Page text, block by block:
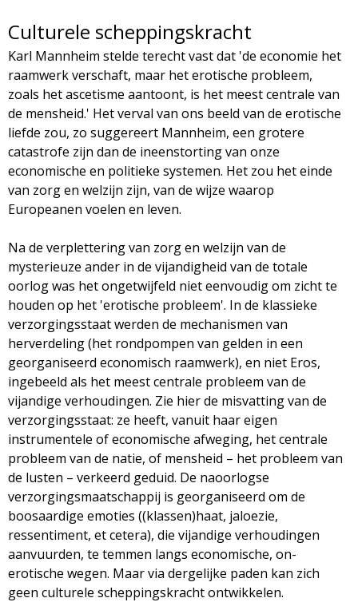
Culturele scheppingskracht
Karl Mannheim stelde terecht vast dat 'de economie het
raamwerk verschaft, maar het erotische probleem,
zoals het ascetisme aantoont, is het meest centrale van
de mensheid.' Het verval van ons beeld van de erotische
liefde zou, zo suggereert Mannheim, een grotere
catastrofe zijn dan de ineenstorting van onze
economische en politieke systemen. Het zou het einde
van zorg en welzijn zijn, van de wijze waarop
Europeanen voelen en leven.
Na de verplettering van zorg en welzijn van de
mysterieuze ander in de vijandigheid van de totale
oorlog was het ongetwijfeld niet eenvoudig om zicht te
houden op het 'erotische probleem'. In de klassieke
verzorgingsstaat werden de mechanismen van
herverdeling (het rondpompen van gelden in een
georganiseerd economisch raamwerk), en niet Eros,
ingebeeld als het meest centrale probleem van de
vijandige verhoudingen. Zie hier de misvatting van de
verzorgingsstaat: ze heeft, vanuit haar eigen
instrumentele of economische afweging, het centrale
probleem van de natie, of mensheid – het probleem van
de lusten – verkeerd geduid. De naoorlogse
verzorgingsmaatschappij is georganiseerd om de
boosaardige emoties ((klassen)haat, jaloezie,
ressentiment, et cetera), die vijandige verhoudingen
aanvuurden, te temmen langs economische, on-
erotische wegen. Maar via dergelijke paden kan zich
geen culturele scheppingskracht ontwikkelen.